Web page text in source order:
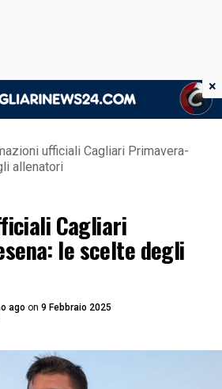
ufficiali Cagliari Primavera-
allenatori
Cagliari
le scelte degli
ago on 9 Febbraio 2025
×